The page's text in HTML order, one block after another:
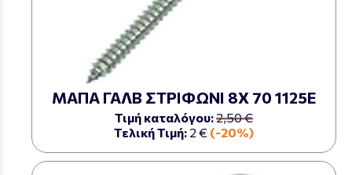
ΜΑΠΑ ΓΑΛΒ ΣΤΡΙΦΩΝΙ 8Χ 70 1125Ε
Τιμή καταλόγου:2,50 €
Τελική Τιμή: 2 € (-20%)